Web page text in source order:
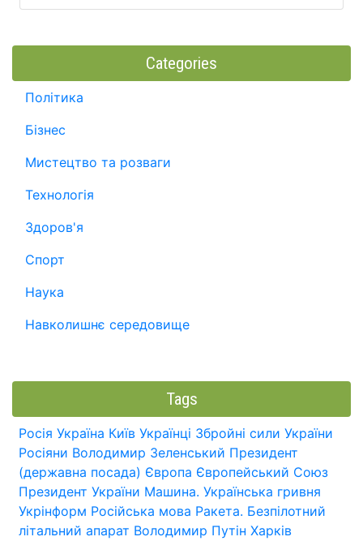
Categories
Політика
Бізнес
Мистецтво та розваги
Технологія
Здоров'я
Спорт
Наука
Навколишнє середовище
Tags
Росія Україна Київ Українці Збройні сили України
Росіяни Володимир Зеленський Президент
(державна посада) Європа Європейський Союз
Президент України Машина. Українська гривня
Укрінформ Російська мова Ракета. Безпілотний
літальний апарат Володимир Путін Харків